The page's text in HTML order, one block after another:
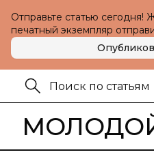
Отправьте статью сегодня!
печатный экземпляр